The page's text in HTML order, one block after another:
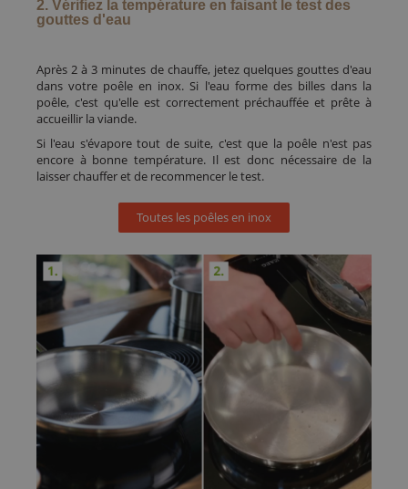
2. Vérifiez la température en faisant le test des
gouttes d'eau
Après 2 à 3 minutes de chauffe, jetez quelques gouttes d'eau
dans votre poêle en inox. Si l'eau forme des billes dans la
poêle, c'est qu'elle est correctement préchauffée et prête à
accueillir la viande.
Si l'eau s'évapore tout de suite, c'est que la poêle n'est pas
encore à bonne température. Il est donc nécessaire de la
laisser chauffer et de recommencer le test.
Toutes les poêles en inox